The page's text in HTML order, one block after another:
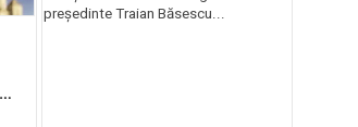
președinte Traian Băsescu...